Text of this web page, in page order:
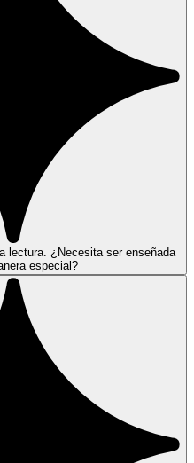
lectura. ¿Necesita ser enseñada
especial?